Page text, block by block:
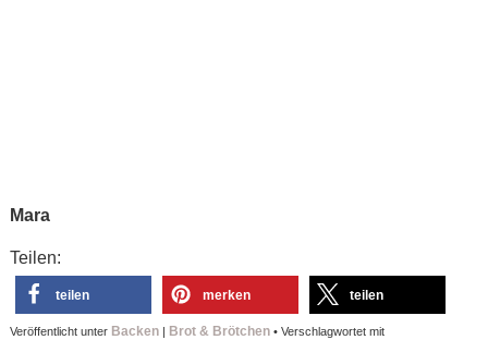
Mara
Teilen:
teilen merken teilen
Veröffentlicht unter Backen| Brot & Brötchen• Verschlagwortet mit